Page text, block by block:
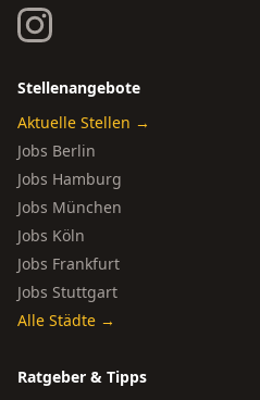
Stellenangebote
Aktuelle Stellen →
Jobs Berlin
Jobs Hamburg
Jobs München
Jobs Köln
Jobs Frankfurt
Jobs Stuttgart
Alle Städte →
Ratgeber & Tipps